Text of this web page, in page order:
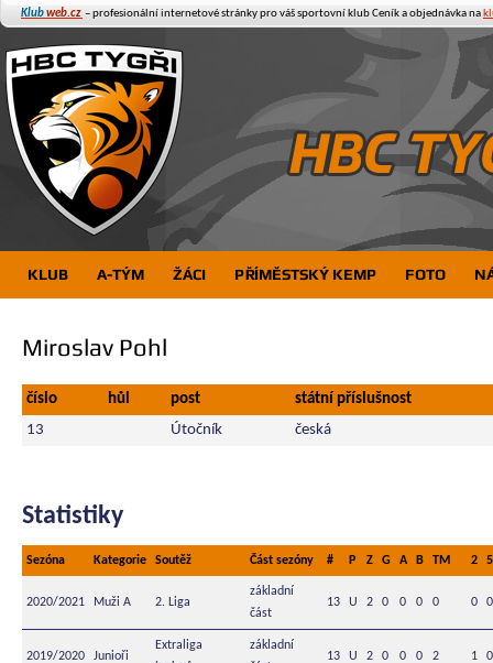
Klubweb.cz – profesionální internetové stránky pro váš sportovní klubCeník a objednávka na
KLUB A-TÝM ŽÁCI PŘÍMĚSTSKÝ KEMP FOTO
Miroslav Pohl
číslo hůl post
státní příslušnost
13
Útočník česká
Statistiky
Sezóna Kategorie Soutěž Část sezóny # P Z G A B TM 2 5
2020/2021 Muži A 2. Liga
základní
část
13 U 2 0 0 0 0 0 0
2019/2020 Junioři
Extraliga
základní
13 U 2 0 0 0 2 1 0